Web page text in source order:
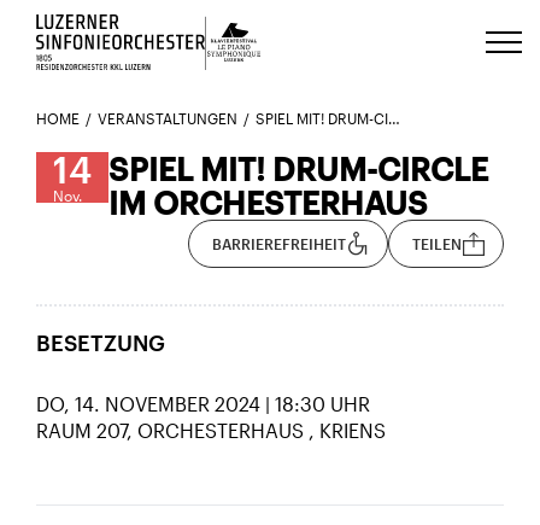
Luzerns Klavierfestival «Le Piano
HOME VERANSTALTUNGEN SPIEL MIT! DRUM-CIRCLE IM ORCHESTERHAUS 14.11.
14
Nov.
SPIEL MIT! DRUM-CIRCLE
IM ORCHESTERHAUS
BARRIEREFREIHEIT TEILEN
BESETZUNG
DO, 14. NOVEMBER 2024 | 18:30 UHR
RAUM 207, ORCHESTERHAUS
KRIENS